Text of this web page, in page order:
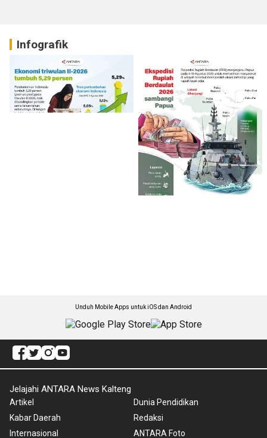
Infografik
Unduh Mobile Apps untuk iOS dan Android
Jelajahi ANTARA News Kalteng
Artikel
Kabar Daerah
Internasional
Dunia Pendidikan
Redaksi
ANTARA Foto